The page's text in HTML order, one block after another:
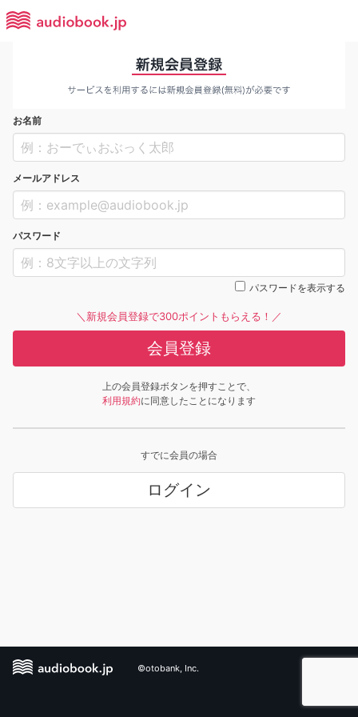
お名前
メールアドレス
パスワード
パスワードを表示する
＼新規会員登録で300ポイントもらえる！／
会員登録
上の会員登録ボタンを押すことで、
利用規約に同意したことになります
すでに会員の場合
ログイン
©otobank, Inc.